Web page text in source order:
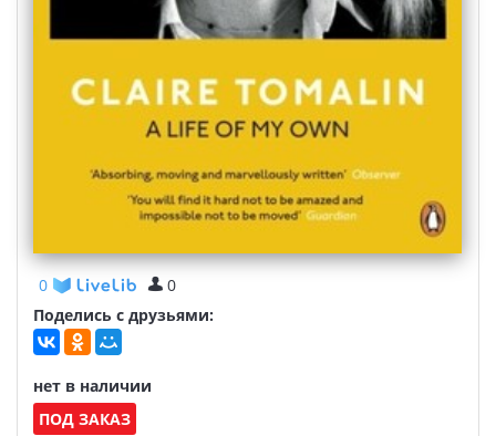
0
0
Поделись с друзьями:
нет в наличии
ПОД ЗАКАЗ